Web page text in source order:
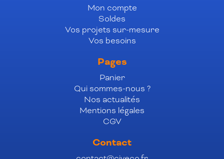
Mon compte
Soldes
Vos projets sur-mesure
Vos besoins
Pages
Panier
Qui sommes-nous ?
Nos actualités
Mentions légales
CGV
Contact